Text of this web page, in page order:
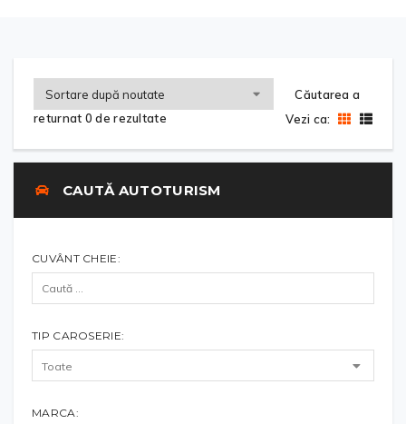
Căutarea a
returnat 0 de rezultate
Vezi ca:
CAUTĂ AUTOTURISM
CUVÂNT CHEIE:
TIP CAROSERIE:
MARCA: